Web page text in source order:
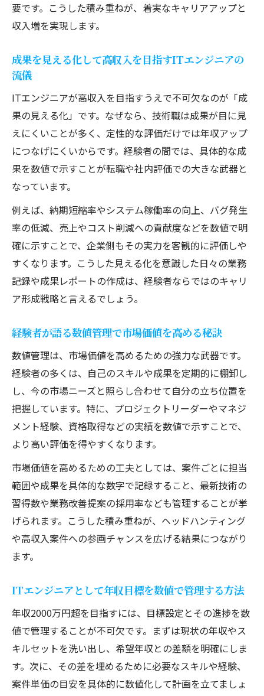
数値で捉えるITエンジニアの実力と評価基
準
感
とは
現場経験者が明かす成功する可視化のポイ
ント
数値で見える化するスキルアップの道しるべ
ITエンジニア経験者が実証するスキルアッ
数値管理でスキル成長を実感するITエンジ
ニアの工夫
経験者が語るスキル可視化のステップとメ
リット
ITエンジニアが取り組む目標設定と進捗管
数値化で分かるITエンジニアの学習効果と
は
高年収を目指すなら知っておきたい管理術
ITエンジニア経験者が伝授する高年収への
管理術
数値管理で叶える年収アップの実践的アプ
ローチ
経験者視点で見る収入向上に必要なスキル
管理
ITエンジニア経験者が実践する工数管理の
コツ
高収入を実現するための数値活用のポイン
ITエンジニア経験者がまとめる成長戦略の
全体像
数値管理を軸にしたキャリア設計の成功ポ
イント
経験者が選ぶ実力向上のための数値管理活
要です。こうした積み重ねが、着実なキャリアアップと
収入増を実現します。
成果を見える化して高収入を目指すITエンジニアの
流儀
ITエンジニアが高収入を目指すうえで不可欠なのが「成
果の見える化」です。なぜなら、技術職は成果が目に見
えにくいことが多く、定性的な評価だけでは年収アップ
につなげにくいからです。経験者の間では、具体的な成
果を数値で示すことが転職や社内評価での大きな武器と
なっています。
例えば、納期短縮率やシステム稼働率の向上、バグ発生
率の低減、売上やコスト削減への貢献度などを数値で明
確に示すことで、企業側もその実力を客観的に評価しや
すくなります。こうした見える化を意識した日々の業務
記録や成果レポートの作成は、経験者ならではのキャリ
ア形成戦略と言えるでしょう。
経験者が語る数値管理で市場価値を高める秘訣
数値管理は、市場価値を高めるための強力な武器です。
経験者の多くは、自己のスキルや成果を定期的に棚卸し
し、今の市場ニーズと照らし合わせて自分の立ち位置を
把握しています。特に、プロジェクトリーダーやマネジ
メント経験、資格取得などの実績を数値で示すことで、
より高い評価を得やすくなります。
市場価値を高めるための工夫としては、案件ごとに担当
範囲や成果を具体的な数字で記録すること、最新技術の
習得数や業務改善提案の採用率なども管理することが挙
げられます。こうした積み重ねが、ヘッドハンティング
や高収入案件への参画チャンスを広げる結果につながり
ます。
ITエンジニアとして年収目標を数値で管理する方法
年収2000万円超を目指すには、目標設定とその進捗を数
値で管理することが不可欠です。まずは現状の年収やス
キルセットを洗い出し、希望年収との差額を明確にしま
す。次に、その差を埋めるために必要なスキルや経験、
案件単価の目安を具体的に数値化して計画を立てましょ